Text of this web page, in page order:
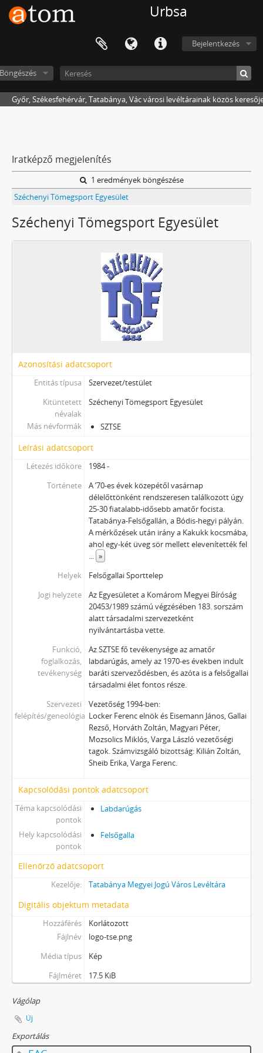
Urbsa
Bejelentkezés
Győr, Székesfehérvár, Tatabánya, Vác városi levéltárainak közös
Iratképző megjelenítés
1 eredmények böngészése
Széchenyi Tömegsport Egyesület
Széchenyi Tömegsport Egyesület
Azonosítási adatcsoport
Entitás típusa
Szervezet/testület
Kitüntetett
névalak
Széchenyi Tömegsport Egyesület
Más névformák SZTSE
Leírási adatcsoport
Létezés időköre
1984 -
Története
A ’70-es évek közepétől vasárnap
délelőttönként rendszeresen találkozott úgy
25-30 fiatalabb-idősebb amatőr focista.
Tatabánya-Felsőgallán, a Bódis-hegyi pályán.
A mérkőzések után irány a Kakukk kocsmába,
ahol egy-két üveg sör mellett elevenítették fel
... »
Helyek
Felsőgallai Sporttelep
Jogi helyzete
Az Egyesületet a Komárom Megyei Bíróság
20453/1989 számú végzésében 183. sorszám
alatt társadalmi szervezetként
nyilvántartásba vette.
Funkció,
foglalkozás,
tevékenység
Az SZTSE fő tevékenysége az amatőr
labdarúgás, amely az 1970-es években indult
baráti szerveződésben, és azóta is a felsőgallai
társadalmi élet fontos része.
Szervezeti
felépítés/geneológia
Vezetőség 1994-ben:
Locker Ferenc elnök és Eisemann János, Gallai
Rezső, Horváth Zoltán, Magyari Péter,
Mozsolics Miklós, Varga László vezetőségi
tagok. Számvizsgáló bizottság: Kilián Zoltán,
Sheib Erika, Varga Ferenc.
Kapcsolódási pontok adatcsoport
Téma kapcsolódási
pontok
Labdarúgás
Hely kapcsolódási
pontok
Felsőgalla
Ellenőrző adatcsoport
Kezelője: Tatabánya Megyei Jogú Város Levéltára
Digitális objektum metadata
Hozzáférés
Korlátozott
Fájlnév
logo-tse.png
Média típus
Kép
Fájlméret
17.5 KiB
Vágólap
Új
Exportálás